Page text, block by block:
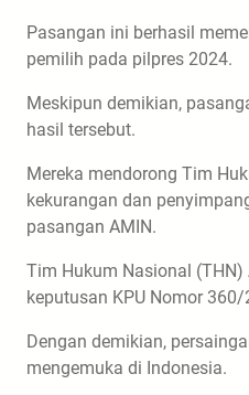
Pasangan ini berhasil
pemilih pada pilpres 2024.
Meskipun demikian,
hasil tersebut.
Mereka mendorong Tim
kekurangan dan
pasangan AMIN.
Tim Hukum Nasional
keputusan KPU Nomor
Dengan demikian,
mengemuka di Indonesia.